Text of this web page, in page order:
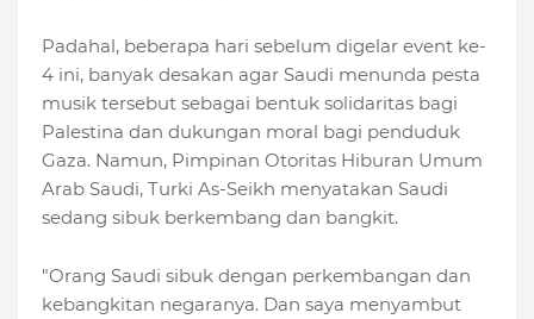
Padahal, beberapa hari sebelum digelar event ke-
4 ini, banyak desakan agar Saudi menunda pesta
musik tersebut sebagai bentuk solidaritas bagi
Palestina dan dukungan moral bagi penduduk
Gaza. Namun, Pimpinan Otoritas Hiburan Umum
Arab Saudi, Turki As-Seikh menyatakan Saudi
sedang sibuk berkembang dan bangkit.
"Orang Saudi sibuk dengan perkembangan dan
kebangkitan negaranya. Dan saya menyambut